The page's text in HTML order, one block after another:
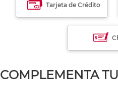
Tarjeta de Crédito
COMPLEMENTA